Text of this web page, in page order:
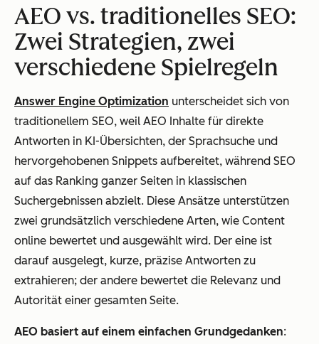
AEO vs. traditionelles SEO:
Zwei Strategien, zwei
verschiedene Spielregeln
Answer Engine Optimization unterscheidet sich von
traditionellem SEO, weil AEO Inhalte für direkte
Antworten in KI-Übersichten, der Sprachsuche und
hervorgehobenen Snippets aufbereitet, während SEO
auf das Ranking ganzer Seiten in klassischen
Suchergebnissen abzielt. Diese Ansätze unterstützen
zwei grundsätzlich verschiedene Arten, wie Content
online bewertet und ausgewählt wird. Der eine ist
darauf ausgelegt, kurze, präzise Antworten zu
extrahieren; der andere bewertet die Relevanz und
Autorität einer gesamten Seite.
AEO basiert auf einem einfachen Grundgedanken: